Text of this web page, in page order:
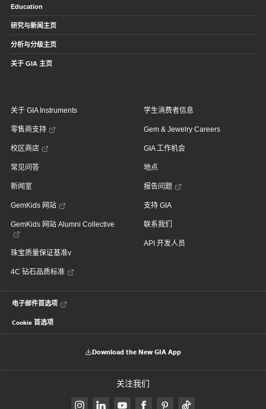
Education
研究与新闻主页
分析与分级主页
关于 GIA 主页
关于 GIA Instruments
零售商支持
校区商店
常见问答
新闻室
GemKids 网站
GemKids 网站 Alumni Collective
珠宝质量保证基准v
4C 钻石品质标准
学生消费者信息
Gem & Jewelry Careers
GIA 工作机会
地点
报告问题
支持 GIA
联系我们
API 开发人员
电子邮件首选项
Cookie 首选项
Download the New GIA App
关注我们